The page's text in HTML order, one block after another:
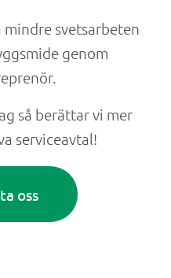
svetsarbeten
genom
så berättar vi mer
serviceavtal!
oss